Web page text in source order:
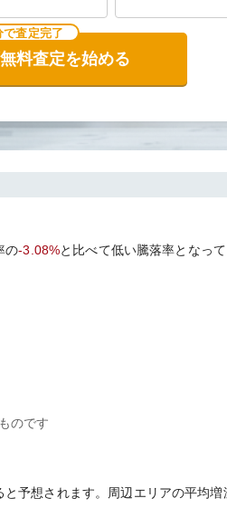
で査定完了
料査定を始める
の-3.08%と比べて低い騰落率となっ
のです
と予想されます。周辺エリアの平均増